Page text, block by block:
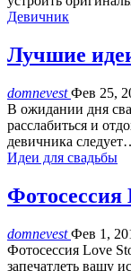
Девичник
Лучшие
domnevestФев 25,
В ожидании дня
расслабиться и
девичника
Идеи для свадьбы
Фотосессия
domnevestФев 1,
Фотосессия Love
запечатлеть вашу